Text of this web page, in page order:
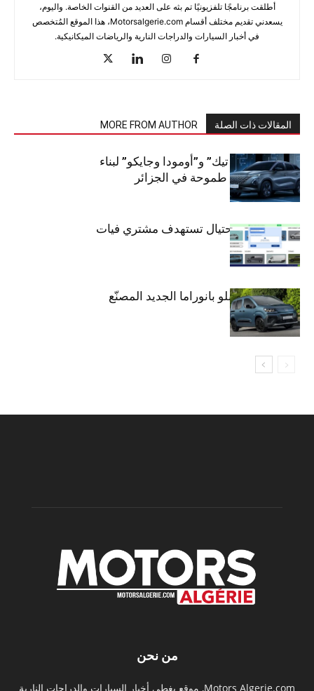
أطلقت برنامجًا تلفزيونيًا تم بثه على العديد من القنوات الخاصة. واليوم،
يسعدني تقديم مختلف أقسام Motorsalgerie.com، هذا الموقع المُتخصص
في أخبار السيارات والدراجات النارية والرياضات الميكانيكية.
المقالات ذات الصلة MORE FROM AUTHOR
شراكة “كارس تيك” و”أومودا وجايكو” لبناء
صناعة سيارات طموحة في الجزائر
تحذير: عملية احتيال تستهدف مشتري فيات
دوبلو بانوراما
فيات تطلق دوبلو بانوراما الجديد المصنّع
في الجزائر
من نحن
Motors Algerie.com, موقع يغطي أخبار السيارات والدراجات النارية